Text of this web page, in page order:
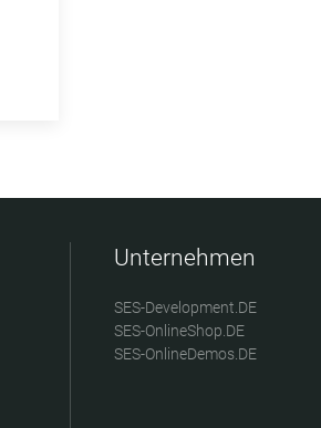
Unternehmen
SES-Development.DE
SES-OnlineShop.DE
SES-OnlineDemos.DE